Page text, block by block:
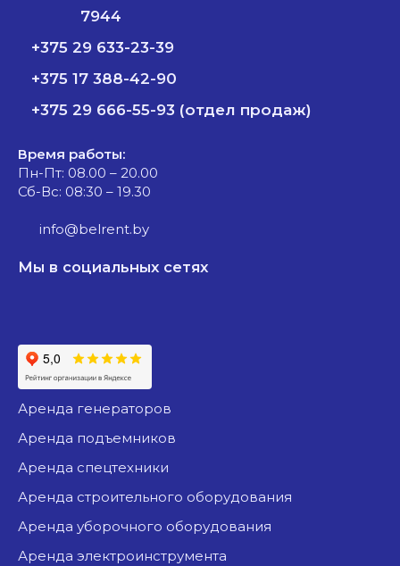
7944
+375 29 633-23-39
+375 17 388-42-90
+375 29 666-55-93 (отдел продаж)
Время работы:
Пн-Пт: 08.00 – 20.00
Сб-Вс: 08:30 – 19.30
info@belrent.by
Мы в социальных сетях
аренда генераторов
аренда подъемников
аренда спецтехники
аренда строительного оборудования
аренда уборочного оборудования
аренда электроинструмента